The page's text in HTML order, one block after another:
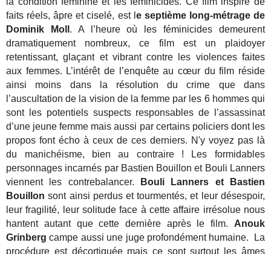
faits réels, âpre et ciselé, est l e septième long-métrage de
Dominik Moll . A l’heure où les féminicides demeurent
dramatiquement nombreux, ce film est un plaidoyer
retentissant, glaçant et vibrant contre les violences faites
aux femmes. L’intérêt de l’enquête au cœur du film réside
ainsi moins dans la résolution du crime que dans
l’auscultation de la vision de la femme par les 6 hommes qui
sont les potentiels suspects responsables de l’assassinat
d’une jeune femme mais aussi par certains policiers dont les
propos font écho à ceux de ces derniers. N'y voyez pas là
du manichéisme, bien au contraire ! Les formidables
personnages incarnés par Bastien Bouillon et Bouli Lanners
viennent les contrebalancer.
Bouli Lanners et Bastien
Bouillon sont ainsi perdus et tourmentés, et leur désespoir,
leur fragilité, leur solitude face à cette affaire irrésolue nous
hantent autant que cette dernière après le film. Anouk
Grinbergcampe aussi une juge profondément humaine. La
procédure est décortiquée mais ce sont surtout les âmes